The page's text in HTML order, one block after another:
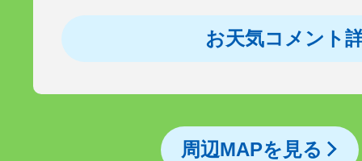
お天気コメント
周辺MAPを見る